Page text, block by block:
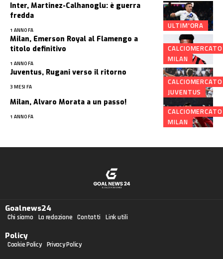
ULTIM'ORA
Inter, Martinez-Calhanoglu: è guerra
fredda
1 ANNO FA
CALCIOMERCATO
MILAN
Milan, Emerson Royal al Flamengo a
titolo definitivo
1 ANNO FA
CALCIOMERCATO
JUVENTUS
Juventus, Rugani verso il ritorno
3 MESI FA
CALCIOMERCATO
MILAN
Milan, Alvaro Morata a un passo!
1 ANNO FA
Goalnews24
Chi siamo La redazione Contatti Link utili
Policy
Cookie Policy Privacy Policy